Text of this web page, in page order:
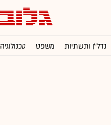
נדל''ן ותשתיות משפט טכנולוגיה